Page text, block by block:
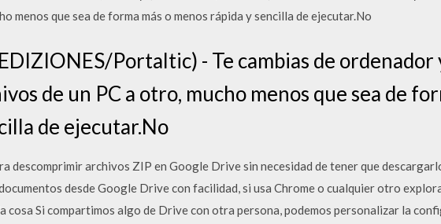
menos que sea de forma más o menos rápida y sencilla de ejecutar.No
Portaltic) - Te cambias de ordenador
de un PC a otro, mucho menos que sea de
de ejecutar.No
descomprimir archivos ZIP en Google Drive sin necesidad de tener que
desde Google Drive con facilidad, si usa Chrome o cualquier otro
cosa Si compartimos algo de Drive con otra persona, podemos personalizar la